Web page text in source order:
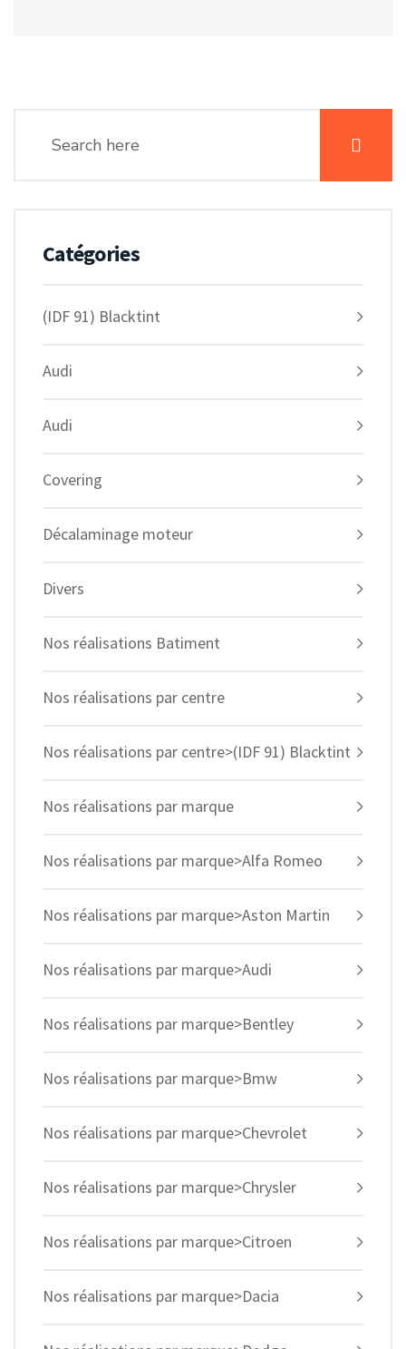
Catégories
(IDF 91) Blacktint
Audi
Audi
Covering
Décalaminage moteur
Divers
Nos réalisations Batiment
Nos réalisations par centre
Nos réalisations par centre>(IDF 91) Blacktint
Nos réalisations par marque
Nos réalisations par marque>Alfa Romeo
Nos réalisations par marque>Aston Martin
Nos réalisations par marque>Audi
Nos réalisations par marque>Bentley
Nos réalisations par marque>Bmw
Nos réalisations par marque>Chevrolet
Nos réalisations par marque>Chrysler
Nos réalisations par marque>Citroen
Nos réalisations par marque>Dacia